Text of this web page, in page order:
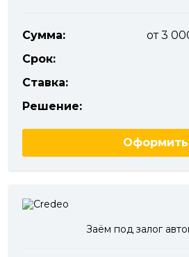
Сумма:
от 3
Срок:
Ставка:
Решение:
Оформить
Заём под залог